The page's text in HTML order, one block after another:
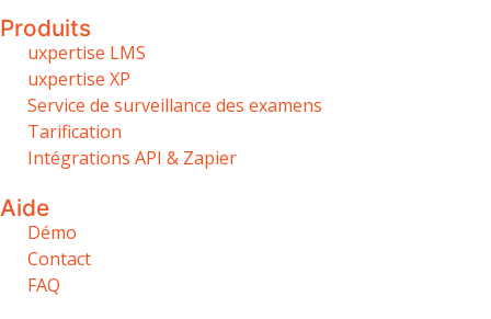
Produits
uxpertise LMS
uxpertise XP
Service de surveillance des examens
Tarification
Intégrations API & Zapier
Aide
Démo
Contact
FAQ